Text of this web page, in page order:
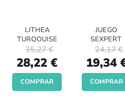
LITHEA
TURQOUISE
Special
Price
28,22 €
35,27 €
COMPRAR
JUEGO
SEXPERT
Special
Price
19,34
24,17 €
COMPRAR